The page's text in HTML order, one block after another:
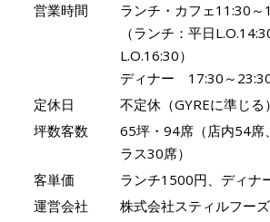
営業時間
ランチ・カフェ11:30～
（ランチ：平日
L.O.16:30）
ディナー 17:30～23:30
定休日
不定休（GYREに準じる）
坪数客数
65坪・94席（店内54席
ラス30席）
客単価
ランチ1500円、ディナ
運営会社
株式会社スティルフーズ